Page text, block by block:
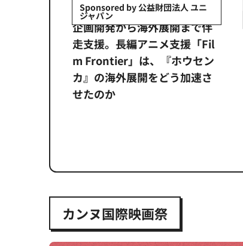
Sponsored by 公益財団法人 ユニ
ジャパン
企画開発から海外展開まで伴
走支援。長編アニメ支援「Fil
m Frontier」は、『ホウセン
カ』の海外展開をどう加速さ
せたのか
カンヌ国際映画祭